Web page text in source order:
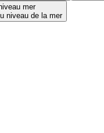
mer
niveau de la mer